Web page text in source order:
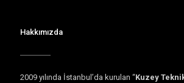
Hakkımızda
2009 yılında İstanbul’da kurulan “Kuzey